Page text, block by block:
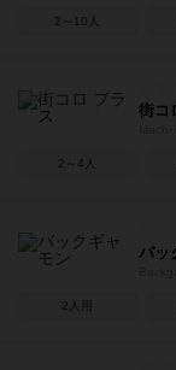
2～10人
街コ
2～4人
バッ
2人用